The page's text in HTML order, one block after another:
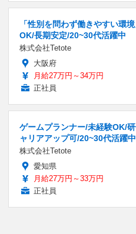
「性別を問わず働きやすい環
OK/長期安定/20~30代活躍中
株式会社Tetote
大阪府
月給27万円～34万円
正社員
ゲームプランナー/未経験OK/
ャリアアップ可/20~30代活躍中
株式会社Tetote
愛知県
月給27万円～33万円
正社員